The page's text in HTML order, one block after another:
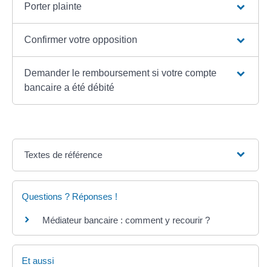
Porter plainte
Confirmer votre opposition
Demander le remboursement si votre compte
bancaire a été débité
Textes de référence
Questions ? Réponses !
Médiateur bancaire : comment y recourir ?
Et aussi